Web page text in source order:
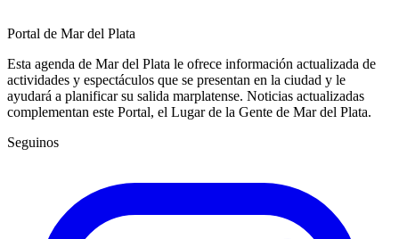
Portal de Mar del Plata
Esta agenda de Mar del Plata le ofrece información actualizada de
actividades y espectáculos que se presentan en la ciudad y le
ayudará a planificar su salida marplatense. Noticias actualizadas
complementan este Portal, el Lugar de la Gente de Mar del Plata.
Seguinos